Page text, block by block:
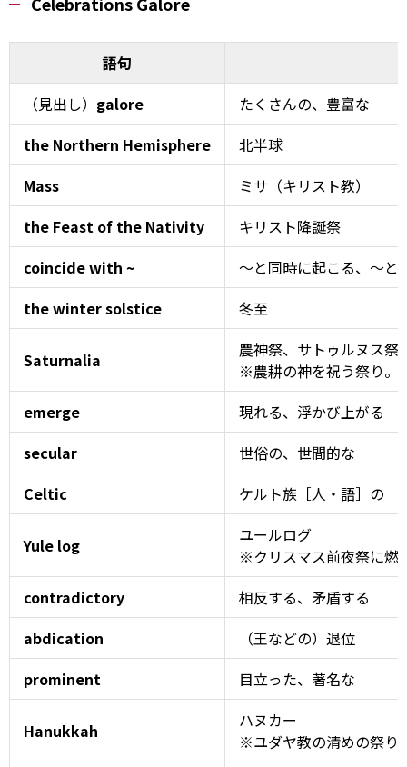
語句
（見出し） galore
たくさんの、豊富な
the Northern Hemisphere
北半球
Mass
ミサ（キリスト教）
the Feast of the Nativity
キリスト降誕祭
coincide with ~
～と同時に起こる、～と
the winter solstice
冬至
Saturnalia
農神祭、サトゥルヌス祭
※農耕の神を祝う祭り。
emerge
現れる、浮かび上がる
secular
世俗の、世間的な
Celtic
ケルト族［人・語］の
Yule log
ユールログ
※クリスマス前夜祭に燃
contradictory
相反する、矛盾する
abdication
（王などの）退位
prominent
目立った、著名な
Hanukkah
ハヌカー
※ユダヤ教の清めの祭り